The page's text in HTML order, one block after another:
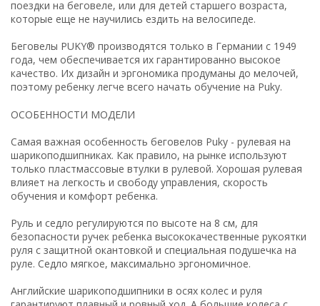
поездки на беговеле, или для детей старшего возраста,
которые еще не научились ездить на велосипеде.
Беговелы PUKY® производятся только в Германии с 1949
года, чем обеспечивается их гарантированно высокое
качество. Их дизайн и эргономика продуманы до мелочей,
поэтому ребенку легче всего начать обучение на Puky.
ОСОБЕННОСТИ МОДЕЛИ
Самая важная особенность беговелов Puky - рулевая на
шарикоподшипниках. Как правило, на рынке используют
только пластмассовые втулки в рулевой. Хорошая рулевая
влияет на легкость и свободу управления, скорость
обучения и комфорт ребенка.
Руль и седло регулируются по высоте на 8 см, для
безопасности ручек ребенка высококачественные рукоятки
руля с защитной окантовкой и специальная подушечка на
руле. Седло мягкое, максимально эргономичное.
Английские шарикоподшипники в осях колес и руля